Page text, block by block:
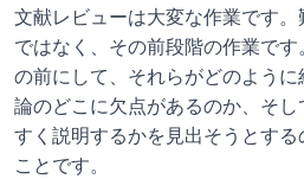
文献レビューは大変な作業です
ではなく、その前段階の作業で
の前にして、それらがどのよう
論のどこに欠点があるのか、そ
すく説明するかを見出そうとす
ことです。